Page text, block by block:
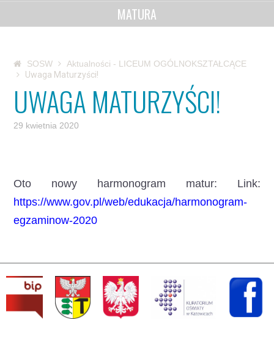
MATURA
SOSW
Aktualności - LICEUM OGÓLNOKSZTAŁCĄCE
Uwaga Maturzyści!
UWAGA MATURZYŚCI!
29 kwietnia 2020
Oto nowy harmonogram matur: Link:
https://www.gov.pl/web/edukacja/harmonogram-
egzaminow-2020